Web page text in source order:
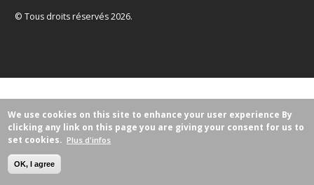
© Tous droits réservés 2026.
We use cookies on this site to enhance your user experience By
clicking any link on this page you are giving your consent for us to
set cookies. Plus d'infos
OK, I agree